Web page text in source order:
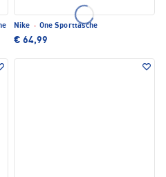
Nike · One Sporttasche
€ 64,99